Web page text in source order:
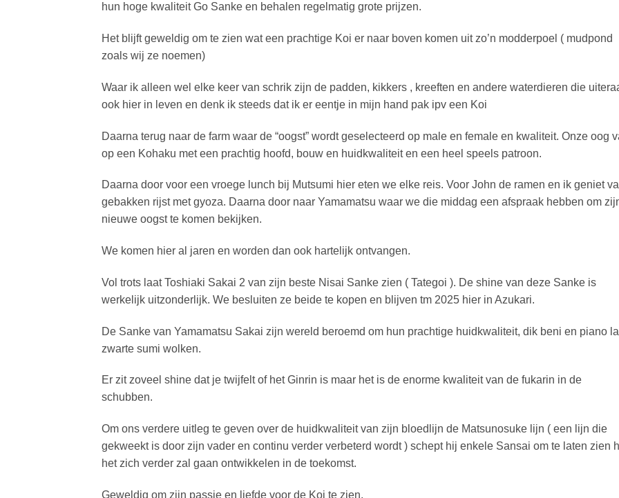
hun hoge kwaliteit Go Sanke en behalen regelmatig grote prijzen.
Het blijft geweldig om te zien wat een prachtige Koi er naar boven komen uit zo’n modderpoel ( mudpond
zoals wij ze noemen)
Waar ik alleen wel elke keer van schrik zijn de padden, kikkers , kreeften en andere waterdieren die
ook hier in leven en denk ik steeds dat ik er eentje in mijn hand pak ipv een Koi
Daarna terug naar de farm waar de “oogst” wordt geselecteerd op male en female en kwaliteit. Onze oog
op een Kohaku met een prachtig hoofd, bouw en huidkwaliteit en een heel speels patroon.
Daarna door voor een vroege lunch bij Mutsumi hier eten we elke reis. Voor John de ramen en ik geniet
gebakken rijst met gyoza. Daarna door naar Yamamatsu waar we die middag een afspraak hebben om
nieuwe oogst te komen bekijken.
We komen hier al jaren en worden dan ook hartelijk ontvangen.
Vol trots laat Toshiaki Sakai 2 van zijn beste Nisai Sanke zien ( Tategoi ). De shine van deze Sanke is
werkelijk uitzonderlijk. We besluiten ze beide te kopen en blijven tm 2025 hier in Azukari.
De Sanke van Yamamatsu Sakai zijn wereld beroemd om hun prachtige huidkwaliteit, dik beni en piano
zwarte sumi wolken.
Er zit zoveel shine dat je twijfelt of het Ginrin is maar het is de enorme kwaliteit van de fukarin in de
schubben.
Om ons verdere uitleg te geven over de huidkwaliteit van zijn bloedlijn de Matsunosuke lijn ( een lijn die
gekweekt is door zijn vader en continu verder verbeterd wordt ) schept hij enkele Sansai om te laten zien
het zich verder zal gaan ontwikkelen in de toekomst.
Geweldig om zijn passie en liefde voor de Koi te zien.